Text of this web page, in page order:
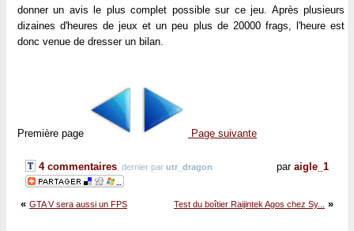
donner un avis le plus complet possible sur ce jeu. Après plusieurs
dizaines d'heures de jeux et un peu plus de 20000 frags, l'heure est
donc venue de dresser un bilan.
Première page Page suivante
par aigle_1
4 commentaires , dernier par utr_dragon
Test du boîtier Raijintek Agos chez Sy... »
« GTA V sera aussi un FPS